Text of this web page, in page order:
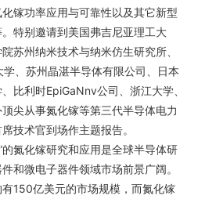
镓功率应用与可靠性以及其它新型
特别邀请到美国弗吉尼亚理工大
苏州纳米技术与纳米仿生研究所、
、苏州晶湛半导体有限公司、日本
比利时EpiGaNnv公司、浙江大学、
尖从事氮化镓等第三代半导体电力
技术官到场作主题报告。
化镓研究和应用是全球半导体研
和微电子器件领域市场前景广阔。
150亿美元的市场规模，而氮化镓